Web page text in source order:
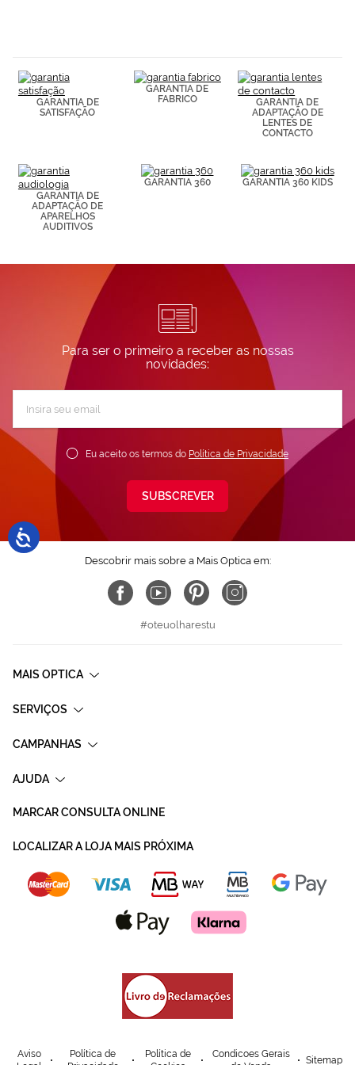
Puedes
consultar más
información en
nuestra
GARANTIA DE
SATISFAÇÃO
GARANTIA DE
FABRICO
GARANTIA DE
ADAPTAÇÃO DE
LENTES DE
CONTACTO
GARANTIA DE
ADAPTAÇÃO DE
APARELHOS
AUDITIVOS
GARANTIA 360 GARANTIA 360 KIDS
Para ser o primeiro a receber as nossas
novidades:
Newsletter:
Eu aceito os termos do Política de Privacidade
SUBSCREVER
Descobrir mais sobre a Mais Optica em:
#oteuolharestu
MAIS OPTICA
SERVIÇOS
CAMPANHAS
AJUDA
MARCAR CONSULTA ONLINE
LOCALIZAR A LOJA MAIS PRÓXIMA
Aviso
Política de
Política de
Condicoes Gerais
Sitemap